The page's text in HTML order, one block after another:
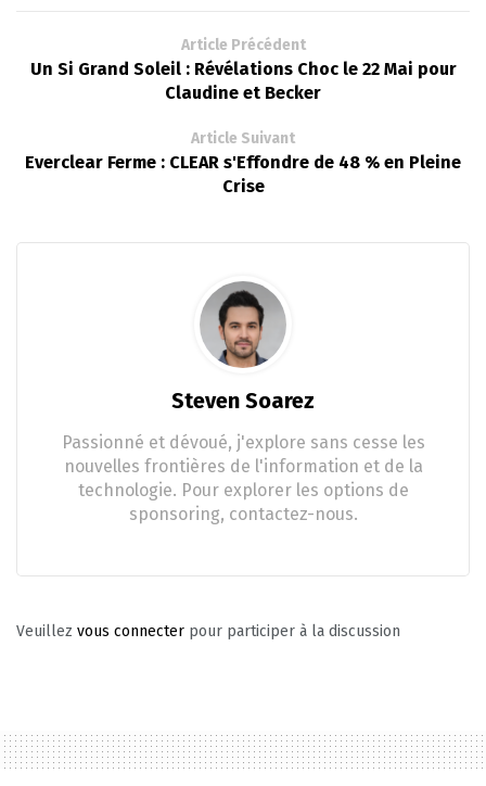
Article Précédent
Un Si Grand Soleil : Révélations Choc le 22 Mai pour
Claudine et Becker
Article Suivant
Everclear Ferme : CLEAR s'Effondre de 48 % en Pleine
Crise
Steven Soarez
Passionné et dévoué, j'explore sans cesse les
nouvelles frontières de l'information et de la
technologie. Pour explorer les options de
sponsoring, contactez-nous.
Veuillez vous connecter pour participer à la discussion